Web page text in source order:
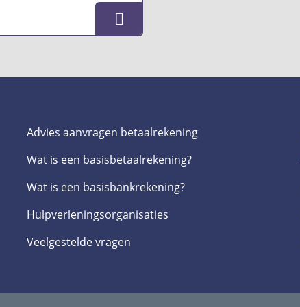
Advies aanvragen betaalrekening
Wat is een basis­betaalrekening?
Wat is een basis­bankrekening?
Hulpverlenings­organisaties
Veelgestelde­ vragen